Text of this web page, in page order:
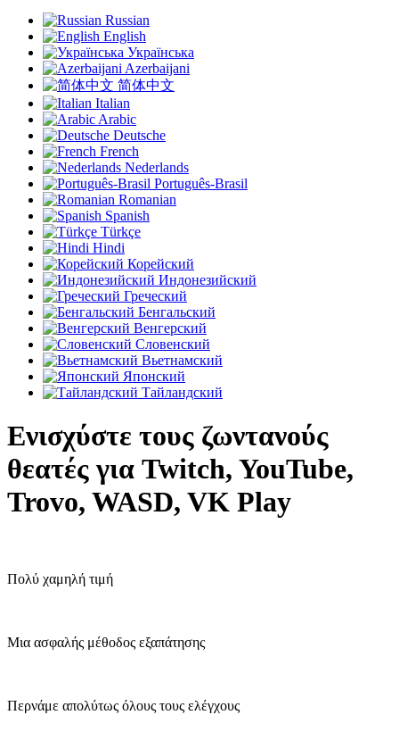
Russian
English
Українська
Azerbaijani
简体中文
Italian
Arabic
Deutsche
French
Nederlands
Português-Brasil
Romanian
Spanish
Türkçe
Hindi
Корейский
Индонезийский
Греческий
Бенгальский
Венгерский
Словенский
Вьетнамский
Японский
Тайландский
Ενισχύστε τους ζωντανούς
θεατές για Twitch, YouTube,
Trovo, WASD, VK Play
Πολύ χαμηλή τιμή
Μια ασφαλής μέθοδος εξαπάτησης
Περνάμε απολύτως όλους τους ελέγχους